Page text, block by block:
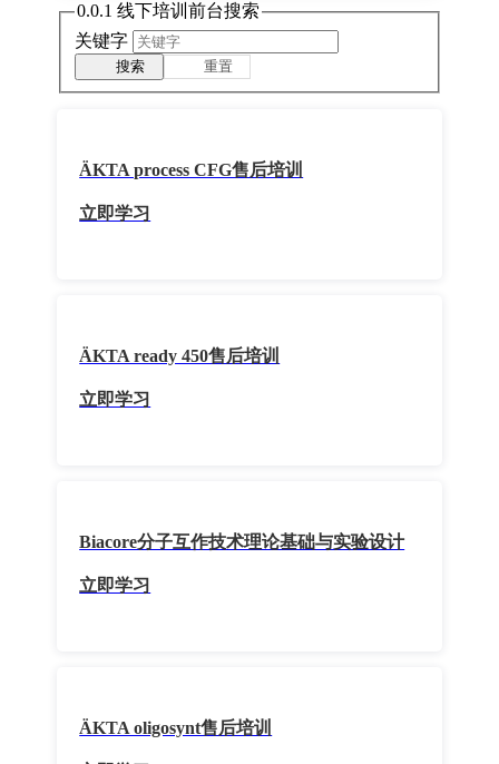
0.0.1 线下培训前台搜索
关键字
搜索 重置
ÄKTA process CFG售后培训
立即学习
ÄKTA ready 450售后培训
立即学习
Biacore分子互作技术理论基础与实验设计
立即学习
ÄKTA oligosynt售后培训